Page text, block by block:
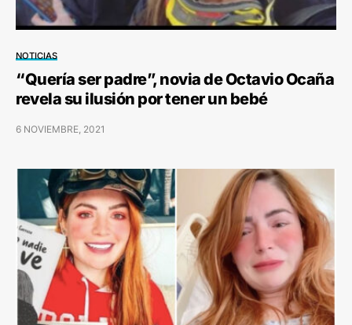
NOTICIAS
“Quería ser padre”, novia de Octavio Ocaña
revela su ilusión por tener un bebé
6 NOVIEMBRE, 2021